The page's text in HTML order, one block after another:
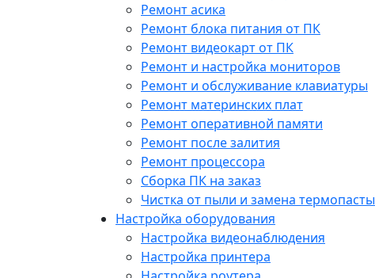
Ремонт асика
Ремонт блока питания от ПК
Ремонт видеокарт от ПК
Ремонт и настройка мониторов
Ремонт и обслуживание клавиатуры
Ремонт материнских плат
Ремонт оперативной памяти
Ремонт после залития
Ремонт процессора
Сборка ПК на заказ
Чистка от пыли и замена термопасты
Настройка оборудования
Настройка видеонаблюдения
Настройка принтера